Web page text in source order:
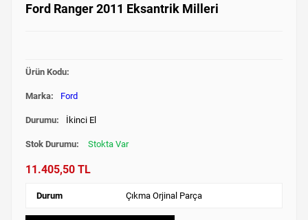
Ford Ranger 2011 Eksantrik Milleri
Ürün Kodu:
Marka: Ford
Durumu: İkinci El
Stok Durumu: Stokta Var
11.405,50 TL
Durum Çıkma Orjinal Parça